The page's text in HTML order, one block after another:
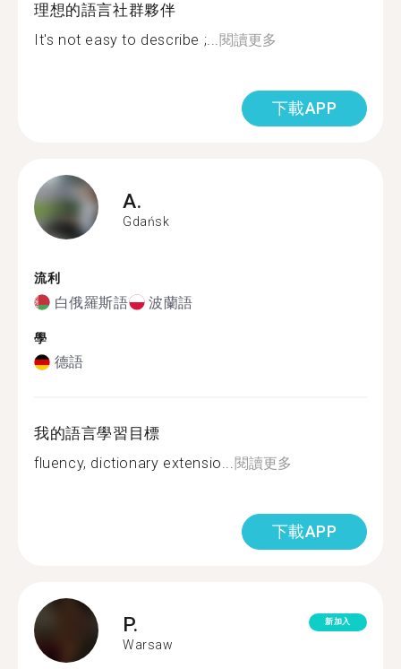
理想的語言社群夥伴
It's not easy to describe ;...閱讀更多
下載APP
A.
Gdańsk
流利
白俄羅斯語 波蘭語
學
德語
我的語言學習目標
fluency, dictionary extensio...閱讀更多
下載APP
P.
Warsaw
新加入